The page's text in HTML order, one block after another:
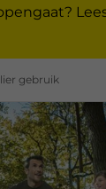
kopen —
gebruik